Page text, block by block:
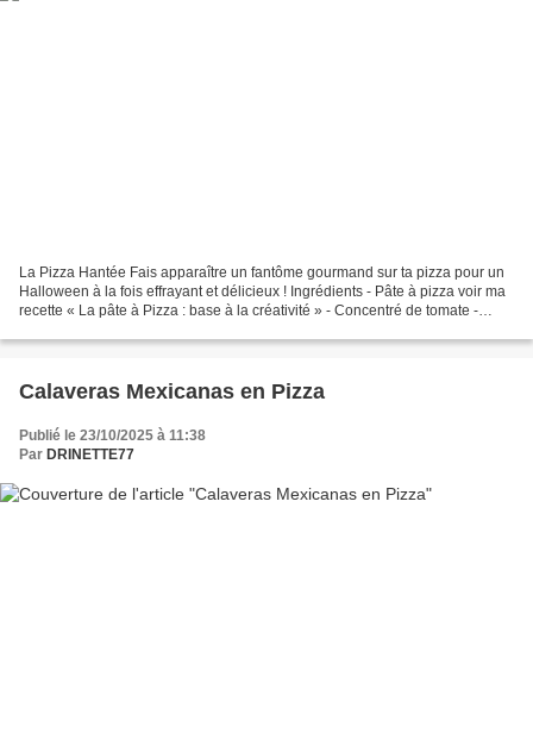
La Pizza Hantée Fais apparaître un fantôme gourmand sur ta pizza pour un
Halloween à la fois effrayant et délicieux ! Ingrédients - Pâte à pizza voir ma
recette « La pâte à Pizza : base à la créativité » - Concentré de tomate -
​Calaveras Mexicanas en Pizza
Publié le 23/10/2025 à 11:38
Par DRINETTE77